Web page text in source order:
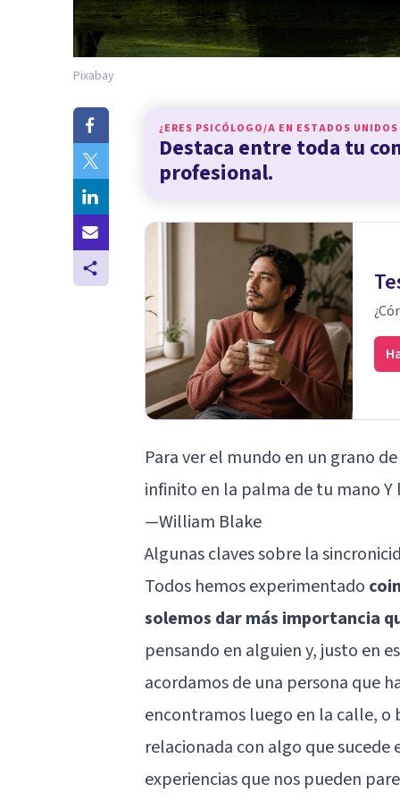
Pixabay
¿ERES PSICÓLOGO/A EN ESTADOS UNIDOS
Destaca entre toda tu
profesional.
Para ver el mundo en un grano
infinito en la palma de tu mano
—William Blake
Algunas claves sobre la
Todos hemos experimentado
solemos dar más importancia
pensando en alguien y, justo en
acordamos de una persona que
encontramos luego en la calle, o
relacionada con algo que
experiencias que nos pueden